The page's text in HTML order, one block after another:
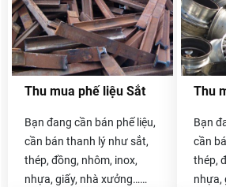
Thu mua phế liệu Sắt
Bạn đang cần bán phế liệu,
cần bán thanh lý như sắt,
thép, đồng, nhôm, inox,
nhựa, giấy, nhà xưởng…
Thu
Bạn
cần
thép,
nhựa,